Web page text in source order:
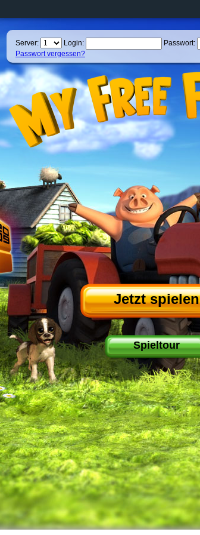
Server: Login:
Passwort:
Passwort vergessen?
Jetzt spielen
Spieltour